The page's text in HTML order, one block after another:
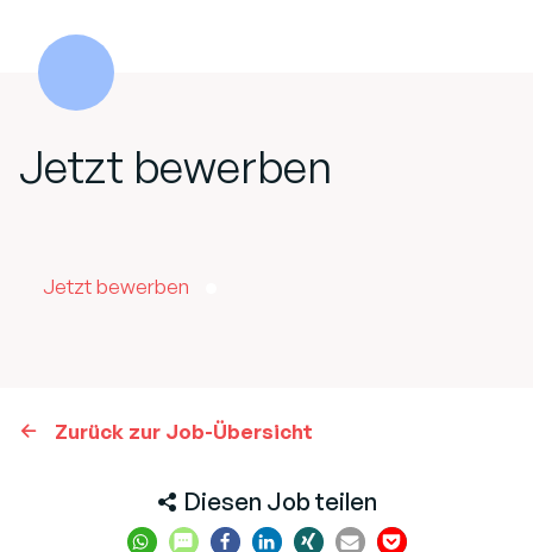
Jetzt bewerben
Jetzt bewerben
Zurück zur Job-Übersicht
Diesen Job teilen